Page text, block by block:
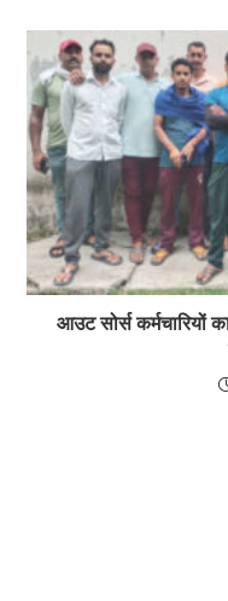
आउट सोर्स कर्मचारियों